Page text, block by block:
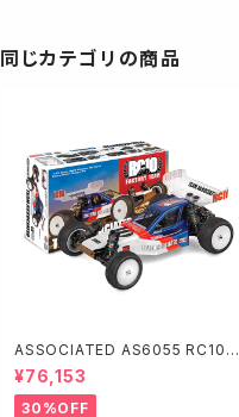
同じカテゴリの商品
ASSOCIATED AS6055 RC10 4
WD Factory Team Kit
¥76,153
30%OFF